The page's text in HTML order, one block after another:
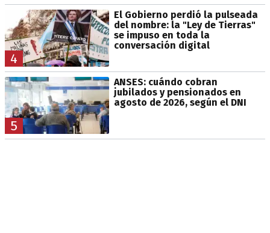
4
El Gobierno perdió la pulseada
del nombre: la "Ley de Tierras"
se impuso en toda la
conversación digital
5
ANSES: cuándo cobran
jubilados y pensionados en
agosto de 2026, según el DNI